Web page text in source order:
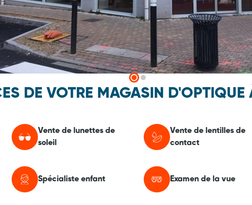
DE VOTRE MAGASIN D'OPTIQUE
Vente de lunettes de
soleil
Vente de lentilles de
contact
Spécialiste enfant Examen de la vue